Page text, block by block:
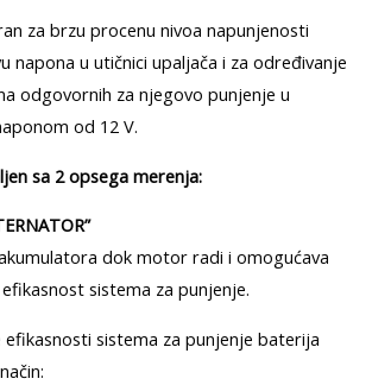
za brzu procenu nivoa napunjenosti
napona u utičnici upaljača i za određivanje
odgovornih za njegovo punjenje u
od 12 V.
sa 2 opsega merenja:
dok motor radi i omogućava
sistema za punjenje.
efikasnosti sistema za punjenje baterija